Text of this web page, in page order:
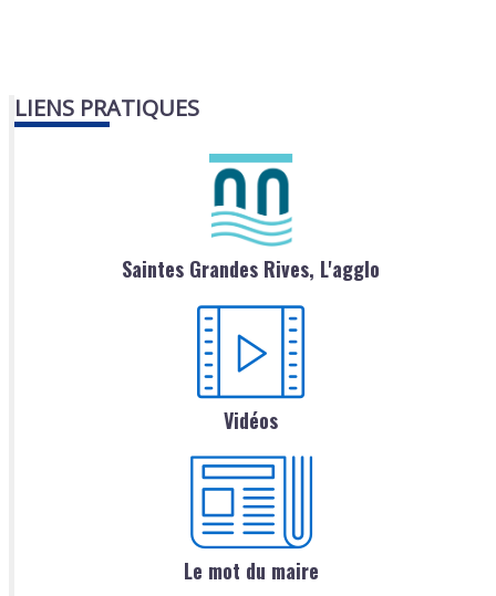
LIENS PRATIQUES
Saintes Grandes Rives, L'agglo
Vidéos
Le mot du maire